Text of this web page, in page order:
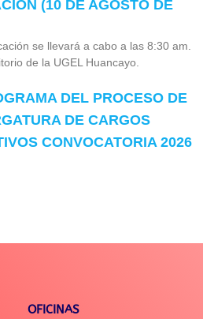
(10 DE AGOSTO DE
se llevará a cabo a las 8:30 am.
de la UGEL Huancayo.
DEL PROCESO DE
DE CARGOS
CONVOCATORIA 2026
OFICINAS